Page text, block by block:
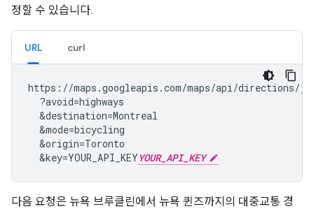
정할 수 있습니다.
URL curl
https://maps.googleapis.com/maps/api/directions/
  ?avoid=highways
&destination=Montreal
&mode=bicycling
&origin=Toronto
&key=YOUR_API_KEY YOUR_API_KEY
다음 요청은 뉴욕 브루클린에서 뉴욕 퀸즈까지의 대중교통 경